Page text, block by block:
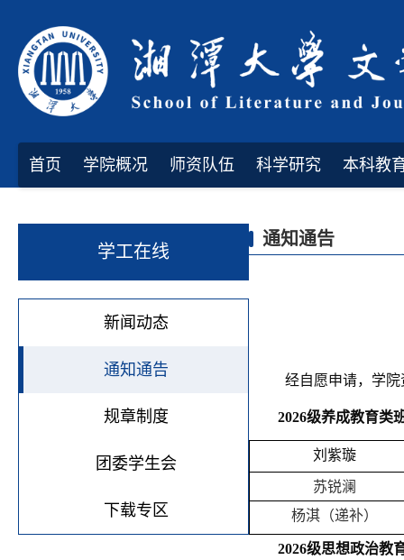
首页 学院概况 师资队伍 科学研究 本科教
学工在线
新闻动态
通知通告
规章制度
团委学生会
下载专区
通知通告
经自愿申请，学
2026级养成教育类
刘紫璇
苏锐澜
杨淇（递补）
2026级思想政治教